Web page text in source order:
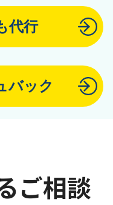
代行
バック
ご相談